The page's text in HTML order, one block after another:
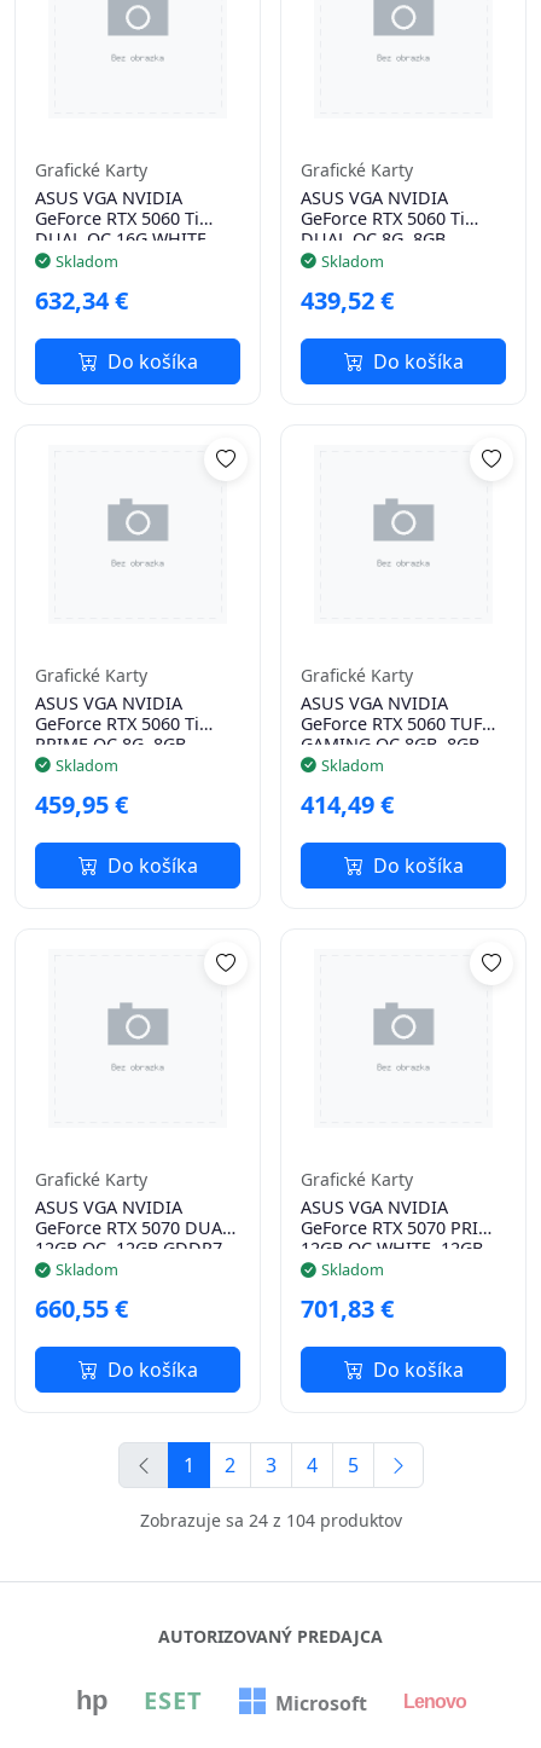
Grafické Karty
ASUS VGA NVIDIA
GeForce RTX 5060 Ti
DUAL OC 16G WHITE,
16GB GDDR7, 3xDP,
Skladom
632,34 €
Do košíka
Grafické Karty
ASUS VGA NVIDIA
GeForce RTX 5060 Ti
DUAL OC 8G, 8GB
GDDR7, 3xDP, 1xHDMI
Skladom
439,52 €
Do košíka
Grafické Karty
ASUS VGA NVIDIA
GeForce RTX 5060 Ti
PRIME OC 8G, 8GB
GDDR7, 3xDP, 1xHDMI
Skladom
459,95 €
Do košíka
Grafické Karty
ASUS VGA NVIDIA
GeForce RTX 5060 TUF
GAMING OC 8GB, 8GB
GDDR7, 3xDP, 1xHDMI
Skladom
414,49 €
Do košíka
Grafické Karty
ASUS VGA NVIDIA
GeForce RTX 5070 DUAL
12GB OC, 12GB GDDR7,
3xDP, 1xHDMI
Skladom
660,55 €
Do košíka
Grafické Karty
ASUS VGA NVIDIA
GeForce RTX 5070 PRIME
12GB OC WHITE, 12GB
GDDR7, 3xDP, 1xHDMI
Skladom
701,83 €
Do košíka
1 2 3 4 5
Zobrazuje sa 24 z 104 produktov
AUTORIZOVANÝ PREDAJCA
hp ESET Microsoft Lenovo